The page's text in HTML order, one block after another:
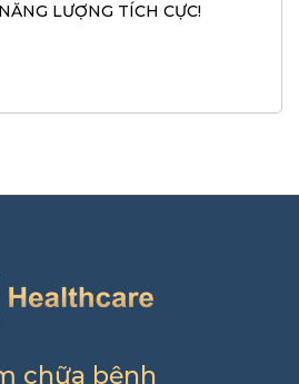
LƯỢNG TÍCH CỰC!
chữa bệnh